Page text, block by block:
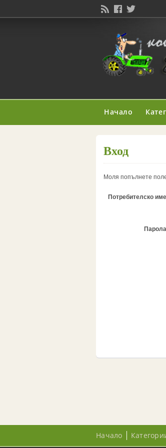
Начало
Вход
Моля попълнете
Потребителско
Начало